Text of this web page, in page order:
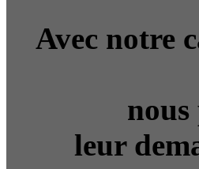
Avec notre
leur